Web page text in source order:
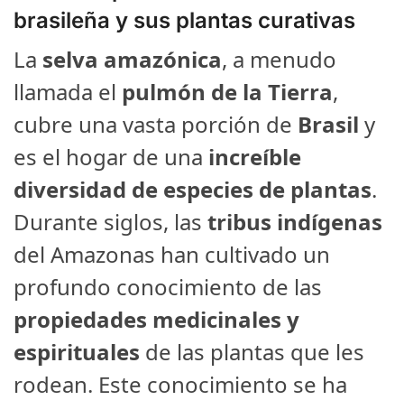
brasileña y sus plantas curativas
La selva amazónica, a menudo
llamada el pulmón de la Tierra,
cubre una vasta porción de Brasil y
es el hogar de una increíble
diversidad de especies de plantas.
Durante siglos, las tribus indígenas
del Amazonas han cultivado un
profundo conocimiento de las
propiedades medicinales y
espirituales de las plantas que les
rodean. Este conocimiento se ha